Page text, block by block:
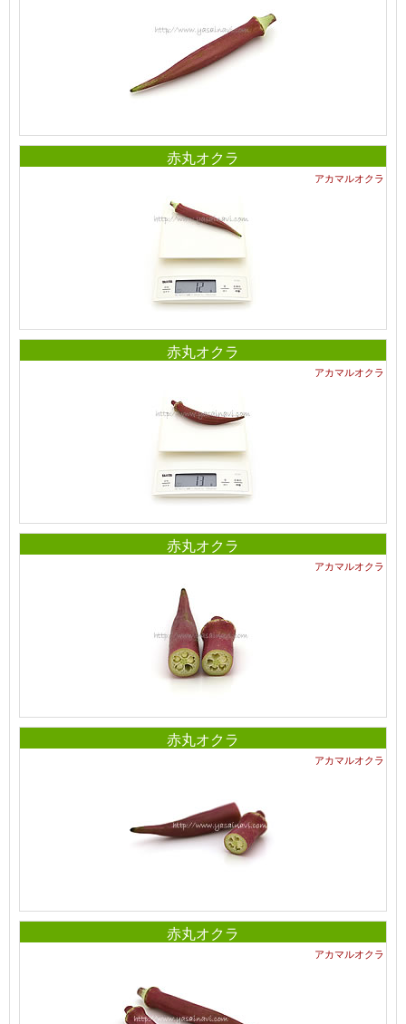
赤丸オクラ
アカマルオクラ
赤丸オクラ
アカマルオクラ
赤丸オクラ
アカマルオクラ
赤丸オクラ
アカマルオクラ
赤丸オクラ
アカマルオクラ